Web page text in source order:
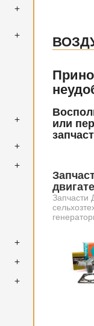








или
Запчасти